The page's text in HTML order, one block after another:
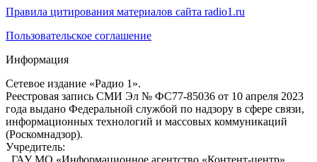
Правила цитирования материалов сайта radio1.ru
Пользовательское соглашение
Информация
Сетевое издание «Радио 1».
Реестровая запись СМИ Эл № ФС77-85036 от 10 апреля 2023
года выдано Федеральной службой по надзору в сфере связи,
информационных технологий и массовых коммуникаций
(Роскомнадзор).
Учредитель:
ГАУ МО «Информационное агентство «Контент-центр»